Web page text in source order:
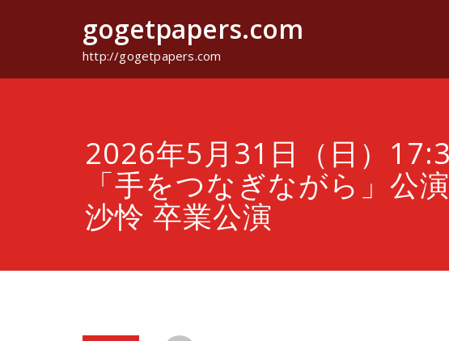
gogetpapers.com
http://gogetpapers.com
2026年5月31日（日）
「手をつなぎながら」公
沙怜 卒業公演